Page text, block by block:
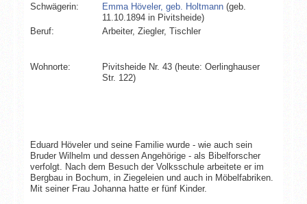
Schwägerin:
Emma Höveler, geb. Holtmann(geb.
11.10.1894 in Pivitsheide)
Beruf:
Arbeiter, Ziegler, Tischler
Wohnorte:
Pivitsheide Nr. 43 (heute: Oerlinghauser
Str. 122)
Eduard Höveler und seine Familie wurde - wie auch sein
Bruder Wilhelm und dessen Angehörige - als Bibelforscher
verfolgt. Nach dem Besuch der Volksschule arbeitete er im
Bergbau in Bochum, in Ziegeleien und auch in Möbelfabriken.
Mit seiner Frau Johanna hatte er fünf Kinder.